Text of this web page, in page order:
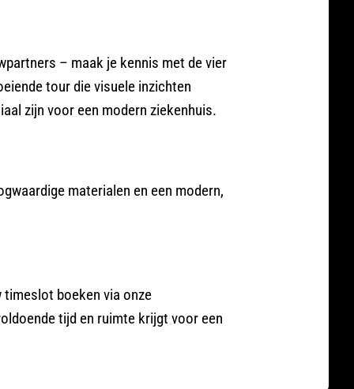
– maak je kennis met de vier
tour die visuele inzichten
zijn voor een modern ziekenhuis.
materialen en een modern,
boeken via onze
tijd en ruimte krijgt voor een